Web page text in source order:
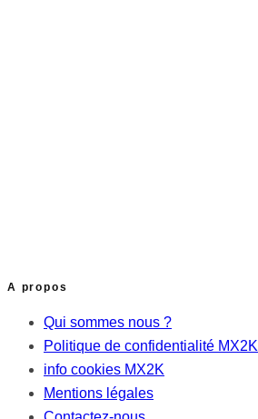
A propos
Qui sommes nous ?
Politique de confidentialité MX2K
info cookies MX2K
Mentions légales